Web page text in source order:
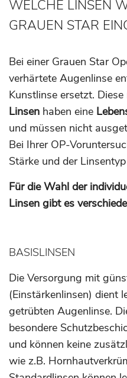
WELCHE LINSEN
GRAUEN STAR
Bei einer Grauen Star
verhärtete Augenlinse
Kunstlinse ersetzt. Diese
Linsen haben eine
und müssen nicht
Bei Ihrer OP-
Stärke und der
Für die Wahl der
Linsen gibt es
BASISLINSEN
Die Versorgung mit
(Einstärkenlinsen) dient
getrübten Augenlinse.
besondere
und können keine
wie z.B.